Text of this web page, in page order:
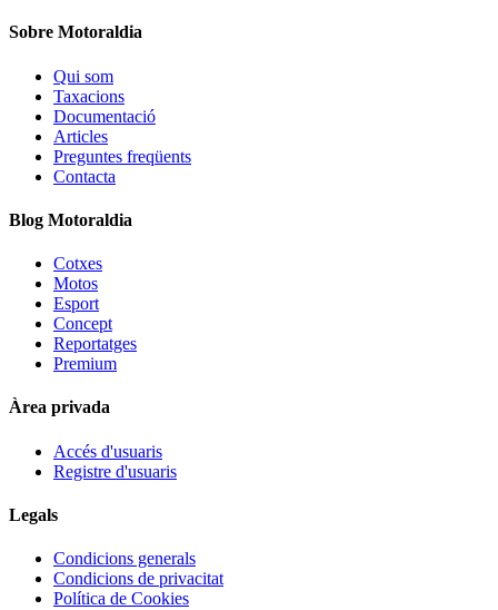
Sobre Motoraldia
Qui som
Taxacions
Documentació
Articles
Preguntes freqüents
Contacta
Blog Motoraldia
Cotxes
Motos
Esport
Concept
Reportatges
Premium
Àrea privada
Accés d'usuaris
Registre d'usuaris
Legals
Condicions generals
Condicions de privacitat
Política de Cookies